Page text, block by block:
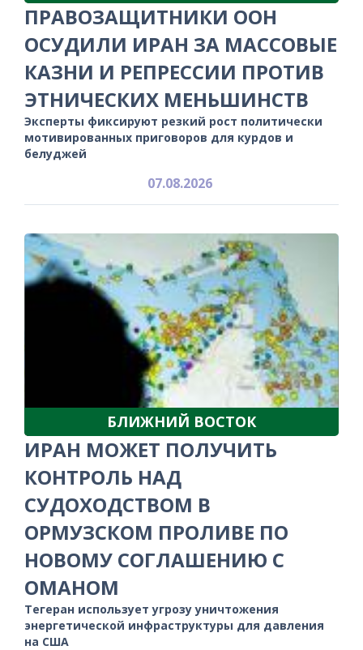
ПРАВОЗАЩИТНИКИ ООН
ОСУДИЛИ ИРАН ЗА МАССОВЫЕ
КАЗНИ И РЕПРЕССИИ ПРОТИВ
ЭТНИЧЕСКИХ МЕНЬШИНСТВ
Эксперты фиксируют резкий рост политически
мотивированных приговоров для курдов и
белуджей
07.08.2026
БЛИЖНИЙ ВОСТОК
ИРАН МОЖЕТ ПОЛУЧИТЬ
КОНТРОЛЬ НАД
СУДОХОДСТВОМ В
ОРМУЗСКОМ ПРОЛИВЕ ПО
НОВОМУ СОГЛАШЕНИЮ С
ОМАНОМ
Тегеран использует угрозу уничтожения
энергетической инфраструктуры для давления
на США